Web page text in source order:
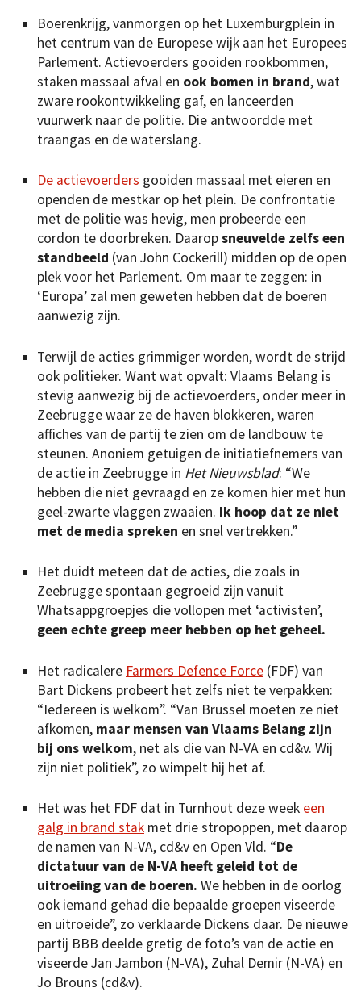
Boerenkrijg, vanmorgen op het Luxemburgplein in
het centrum van de Europese wijk aan het Europees
Parlement. Actievoerders gooiden rookbommen,
staken massaal afval en ook bomen in brand, wat
zware rookontwikkeling gaf, en lanceerden
vuurwerk naar de politie. Die antwoordde met
traangas en de waterslang.
De actievoerders gooiden massaal met eieren en
openden de mestkar op het plein. De confrontatie
met de politie was hevig, men probeerde een
cordon te doorbreken. Daaropsneuvelde zelfs een
standbeeld (van John Cockerill) midden op de open
plek voor het Parlement. Om maar te zeggen: in
‘Europa’ zal men geweten hebben dat de boeren
aanwezig zijn.
Terwijl de acties grimmiger worden, wordt de strijd
ook politieker. Want wat opvalt: Vlaams Belang is
stevig aanwezig bij de actievoerders, onder meer in
Zeebrugge waar ze de haven blokkeren, waren
affiches van de partij te zien om de landbouw te
steunen. Anoniem getuigen de initiatiefnemers van
de actie in Zeebrugge in Het Nieuwsblad: “We
hebben die niet gevraagd en ze komen hier met hun
geel-zwarte vlaggen zwaaien. Ik hoop dat ze niet
met de media spreken en snel vertrekken.”
Het duidt meteen dat de acties, die zoals in
Zeebrugge spontaan gegroeid zijn vanuit
Whatsappgroepjes die vollopen met ‘activisten’,
geen echte greep meer hebben op het geheel.
Het radicalere Farmers Defence Force (FDF) van
Bart Dickens probeert het zelfs niet te verpakken:
“Iedereen is welkom”. “Van Brussel moeten ze niet
afkomen, maar mensen van Vlaams Belang zijn
bij ons welkom, net als die van N-VA en cd&v. Wij
zijn niet politiek”, zo wimpelt hij het af.
Het was het FDF dat in Turnhout deze week een
galg in brand stak met drie stropoppen, met daarop
de namen van N-VA, cd&v en Open Vld. “De
dictatuur van de N-VA heeft geleid tot de
uitroeiing van de boeren. We hebben in de oorlog
ook iemand gehad die bepaalde groepen viseerde
en uitroeide”, zo verklaarde Dickens daar. De nieuwe
partij BBB deelde gretig de foto’s van de actie en
viseerde Jan Jambon (N-VA), Zuhal Demir (N-VA) en
Jo Brouns (cd&v).